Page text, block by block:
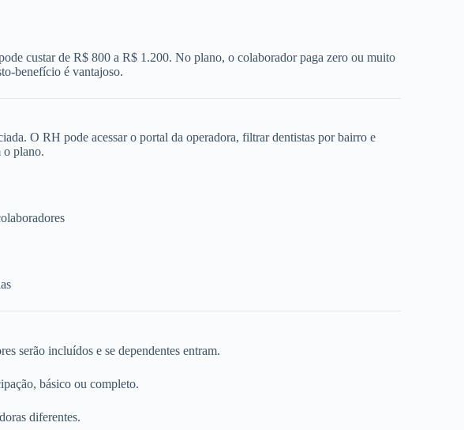
custar de R$ 800 a R$ 1.200. No plano, o colaborador paga zero ou muito
benefício é vantajoso.
O RH pode acessar o portal da operadora, filtrar dentistas por bairro e
o plano.
serão incluídos e se dependentes entram.
básico ou completo.
diferentes.